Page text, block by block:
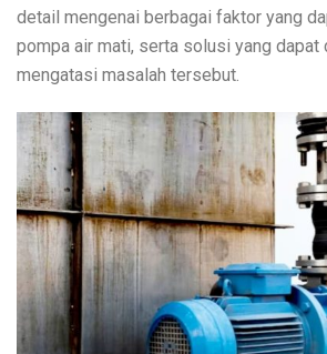
detail mengenai berbagai faktor yang
pompa air mati, serta solusi yang dapat
mengatasi masalah tersebut.